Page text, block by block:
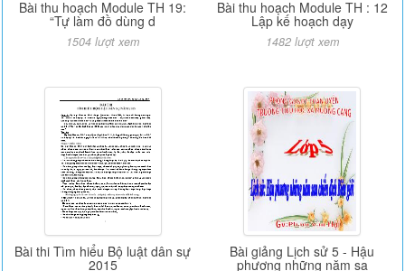
Bài thu hoạch Module TH 19:
“Tự làm đồ dùng d
1504 lượt xem
Bài thu hoạch Module TH : 12
Lập kế hoạch dạy
1482 lượt xem
Bài thi Tìm hiểu Bộ luật dân sự
2015
Bài giảng Lịch sử 5 - Hậu
phương những năm sa